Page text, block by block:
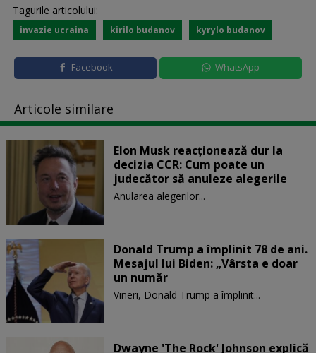
Tagurile articolului:
invazie ucraina kirilo budanov kyrylo budanov
Facebook WhatsApp
Articole similare
Elon Musk reacționează dur la
decizia CCR: Cum poate un
judecător să anuleze alegerile
Anularea alegerilor...
Donald Trump a împlinit 78 de ani.
Mesajul lui Biden: „Vârsta e doar
un număr
Vineri, Donald Trump a împlinit...
Dwayne 'The Rock' Johnson explică